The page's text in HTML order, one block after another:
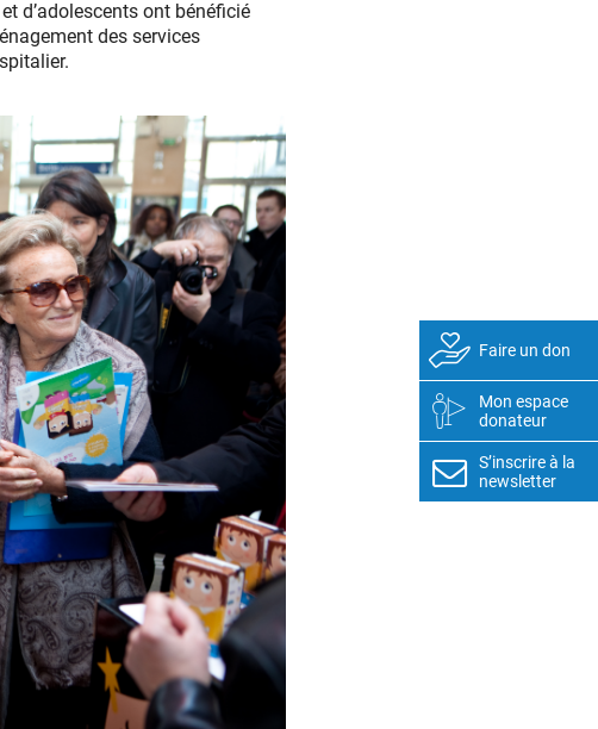
d’adolescents ont bénéficié
des services
Faire un don
Mon espace
donateur
S’inscrire à la
newsletter